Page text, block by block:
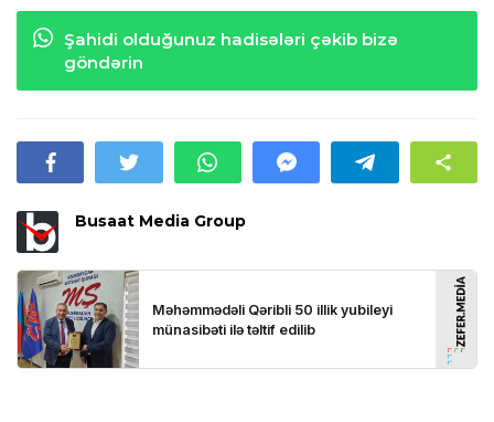
Şahidi olduğunuz hadisələri çəkib bizə
göndərin
Busaat Media Group